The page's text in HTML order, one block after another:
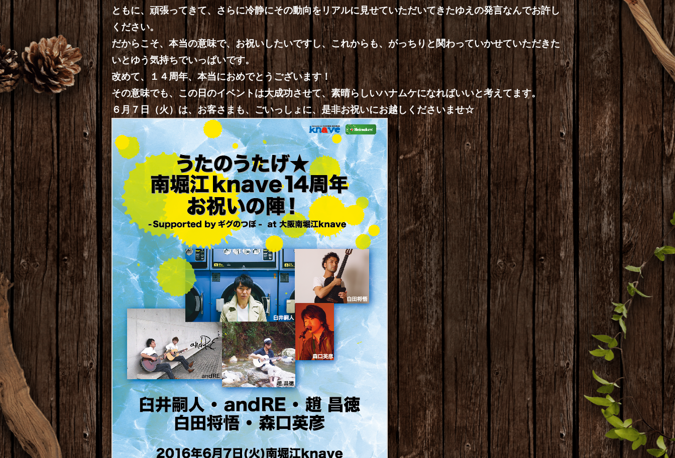
ともに、頑張ってきて、さらに冷静にその動向をリアルに見せていただいてきたゆえの発言なんでお許し
ください。
だからこそ、本当の意味で、お祝いしたいですし、これからも、がっちりと関わっていかせていただきた
いとゆう気持ちでいっぱいです。
改めて、１４周年、本当におめでとうございます！
その意味でも、この日のイベントは大成功させて、素晴らしいハナムケになればいいと考えてます。
６月７日（火）は、お客さまも、ごいっしょに、是非お祝いにお越しくださいませ☆